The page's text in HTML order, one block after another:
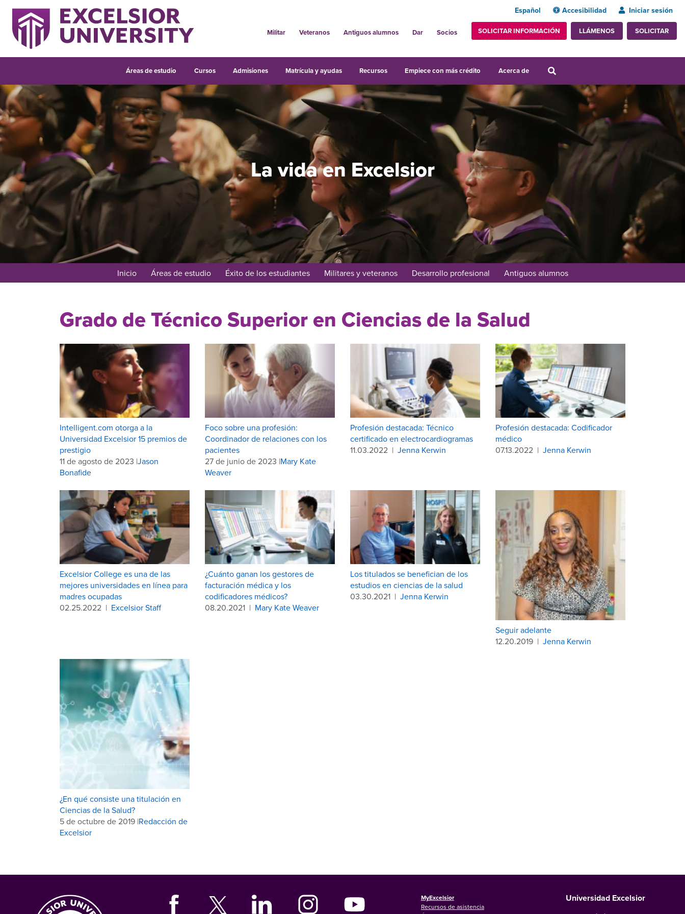
Español Accesibilidad Iniciar sesión
Militar Veteranos Antiguos alumnos Dar Socios SOLICITAR INFORMACIÓN LLÁMENOS SOLICITAR
Áreas de estudio Cursos Admisiones Matrícula y ayudas Recursos Empiece con más crédito Acerca de
La vida en Excelsior
Inicio Áreas de estudio Éxito de los estudiantes Militares y veteranos Desarrollo profesional Antiguos alumnos
Grado de Técnico Superior en Ciencias de la Salud
Intelligent.com otorga a la
Universidad Excelsior 15 premios de
prestigio
11 de agosto de 2023 |Jason
Bonafide
Foco sobre una profesión:
Coordinador de relaciones con los
pacientes
27 de junio de 2023 |Mary Kate
Weaver
Profesión destacada: Técnico
certificado en electrocardiogramas
11.03.2022 | Jenna Kerwin
Profesión destacada: Codificador
médico
07.13.2022 | Jenna Kerwin
Excelsior College es una de las
mejores universidades en línea para
madres ocupadas
02.25.2022 | Excelsior Staff
¿Cuánto ganan los gestores de
facturación médica y los
codificadores médicos?
08.20.2021 | Mary Kate Weaver
Los titulados se benefician de los
estudios en ciencias de la salud
03.30.2021 | Jenna Kerwin
Seguir adelante
12.20.2019 | Jenna Kerwin
¿En qué consiste una titulación en
Ciencias de la Salud?
5 de octubre de 2019 |Redacción de
Excelsior
MyExcelsior
Recursos de asistencia
Universidad Excelsior